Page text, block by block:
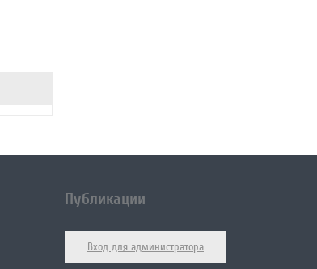
Публикации
Вход для администратора